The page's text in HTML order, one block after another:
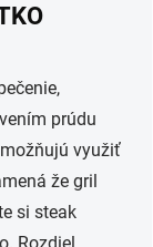
prúdu
využiť
že gril
si steak